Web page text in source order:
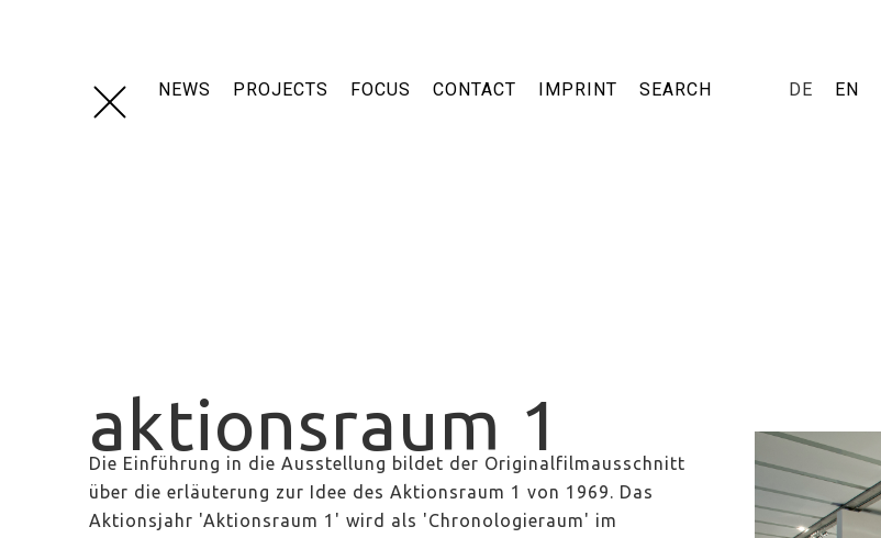
NEWS PROJECTS FOCUS CONTACT IMPRINT SEARCH DE EN
aktionsraum 1
Die Einführung in die Ausstellung bildet der Originalfilmausschnitt
über die erläuterung zur Idee des Aktionsraum 1 von 1969. Das
Aktionsjahr 'Aktionsraum 1' wird als 'Chronologieraum' im